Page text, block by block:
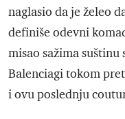
naglasio da je želeo
definiše odevni
misao sažima suštinu
Balenciagi tokom
i ovu poslednju